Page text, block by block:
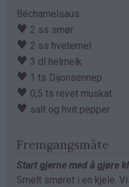
Béchamelsaus:
♥ 2 ss smør
♥ 2 ss hvetemel
♥ 3 dl helmelk
♥ 1 ts Dijonsennep
♥ 0,5 ts revet muskat
♥ salt og hvit pepper
Fremgangsmåte
Start gjerne med å gjøre
Smelt smøret i en kjele.